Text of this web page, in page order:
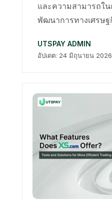
และความสามารถใ
พัฒนาการทางเศรษ
UTSPAY ADMIN
อัปเดต: 24 มิถุนายน 2026